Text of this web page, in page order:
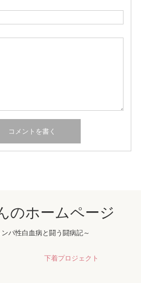
のホームページ
ンパ性白血病と闘う闘病記～
下着プロジェクト